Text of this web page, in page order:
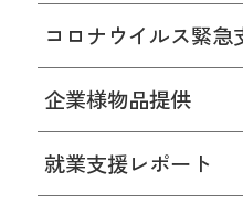
コロナウイルス緊急
企業様物品提供
就業支援レポート